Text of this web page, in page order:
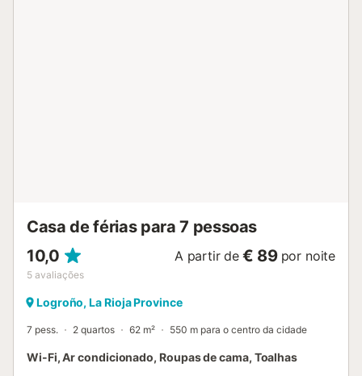
Casa de férias para 7 pessoas
10,0
5 avaliações
A partir de € 89 por noite
Logroño, La Rioja Province
7 pess. 2 quartos 62 m² 550 m para o centro da cidade
Wi-Fi, Ar condicionado, Roupas de cama, Toalhas